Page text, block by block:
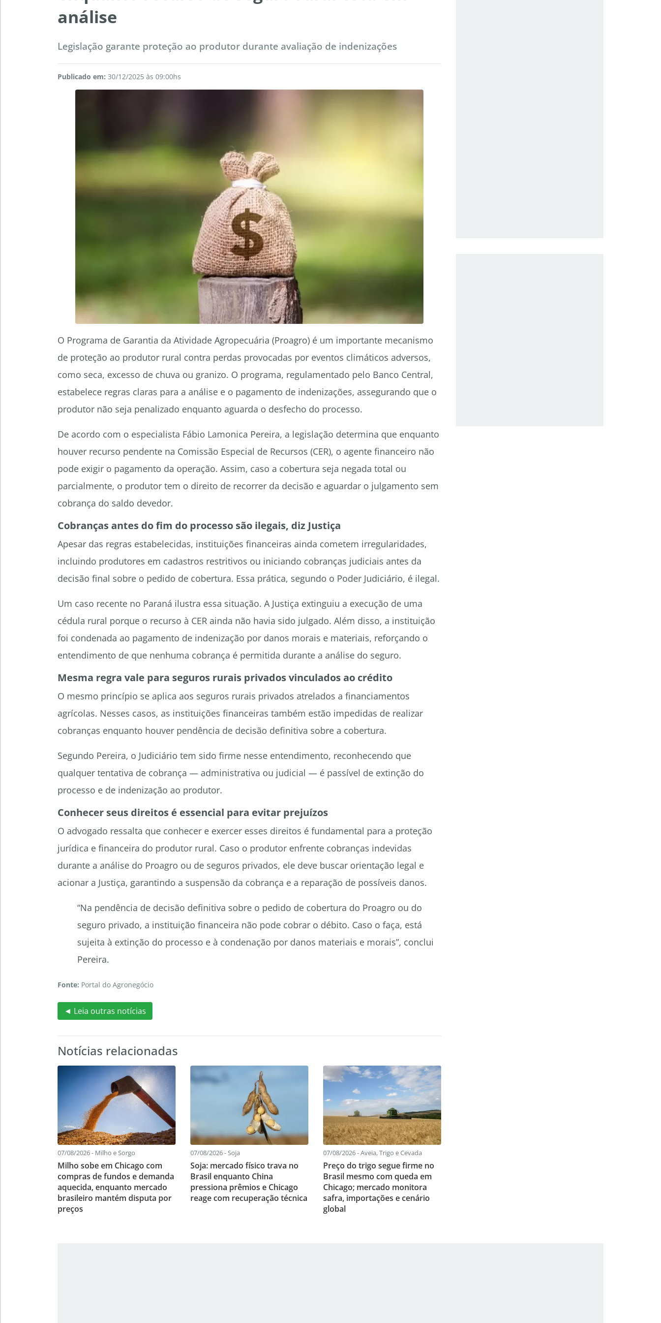
análise
Legislação garante proteção ao produtor durante avaliação de indenizações
Publicado em: 30/12/2025 às 09:00hs
O Programa de Garantia da Atividade Agropecuária (Proagro) é um importante mecanismo
de proteção ao produtor rural contra perdas provocadas por eventos climáticos adversos,
como seca, excesso de chuva ou granizo. O programa, regulamentado pelo Banco Central,
estabelece regras claras para a análise e o pagamento de indenizações, assegurando que o
produtor não seja penalizado enquanto aguarda o desfecho do processo.
De acordo com o especialista Fábio Lamonica Pereira, a legislação determina que enquanto
houver recurso pendente na Comissão Especial de Recursos (CER), o agente financeiro não
pode exigir o pagamento da operação. Assim, caso a cobertura seja negada total ou
parcialmente, o produtor tem o direito de recorrer da decisão e aguardar o julgamento sem
cobrança do saldo devedor.
Cobranças antes do fim do processo são ilegais, diz Justiça
Apesar das regras estabelecidas, instituições financeiras ainda cometem irregularidades,
incluindo produtores em cadastros restritivos ou iniciando cobranças judiciais antes da
decisão final sobre o pedido de cobertura. Essa prática, segundo o Poder Judiciário, é ilegal.
Um caso recente no Paraná ilustra essa situação. A Justiça extinguiu a execução de uma
cédula rural porque o recurso à CER ainda não havia sido julgado. Além disso, a instituição
foi condenada ao pagamento de indenização por danos morais e materiais, reforçando o
entendimento de que nenhuma cobrança é permitida durante a análise do seguro.
Mesma regra vale para seguros rurais privados vinculados ao crédito
O mesmo princípio se aplica aos seguros rurais privados atrelados a financiamentos
agrícolas. Nesses casos, as instituições financeiras também estão impedidas de realizar
cobranças enquanto houver pendência de decisão definitiva sobre a cobertura.
Segundo Pereira, o Judiciário tem sido firme nesse entendimento, reconhecendo que
qualquer tentativa de cobrança — administrativa ou judicial — é passível de extinção do
processo e de indenização ao produtor.
Conhecer seus direitos é essencial para evitar prejuízos
O advogado ressalta que conhecer e exercer esses direitos é fundamental para a proteção
jurídica e financeira do produtor rural. Caso o produtor enfrente cobranças indevidas
durante a análise do Proagro ou de seguros privados, ele deve buscar orientação legal e
acionar a Justiça, garantindo a suspensão da cobrança e a reparação de possíveis danos.
“Na pendência de decisão definitiva sobre o pedido de cobertura do Proagro ou do
seguro privado, a instituição financeira não pode cobrar o débito. Caso o faça, está
sujeita à extinção do processo e à condenação por danos materiais e morais”, conclui
Pereira.
Fonte: Portal do Agronegócio
◄ Leia outras notícias
Notícias relacionadas
07/08/2026 - Milho e Sorgo
Milho sobe em Chicago com
compras de fundos e demanda
aquecida, enquanto mercado
brasileiro mantém disputa por
preços
07/08/2026 - Soja
Soja: mercado físico trava no
Brasil enquanto China
pressiona prêmios e Chicago
reage com recuperação técnica
07/08/2026 - Aveia, Trigo e Cevada
Preço do trigo segue firme no
Brasil mesmo com queda em
Chicago; mercado monitora
safra, importações e cenário
global